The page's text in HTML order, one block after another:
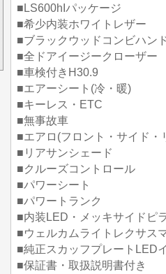
■LS600hIパッケージ
■希少内装ホワイトレザー
■ブラックウッドコンビハン
■全ドアイージークローザー
■車検付きH30.9
■エアーシート(冷・暖)
■キーレス・ETC
■無事故車
■エアロ(フロント・サイド・
■リアサンシェード
■クルーズコントロール
■パワーシート
■パワートランク
■内装LED・メッキサイドピ
■ウェルカムライトレクサス
■純正スカッフプレートLED
■保証書・取扱説明書付き